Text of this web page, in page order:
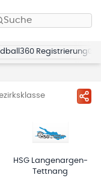
Suche
Registrierung
HSG Langenargen-
Tettnang